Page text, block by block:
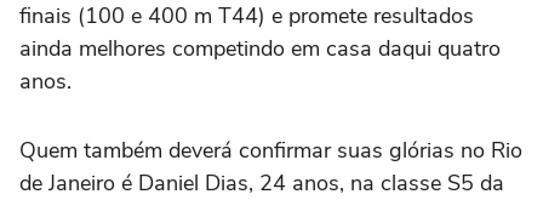
finais (100 e 400 m T44) e promete resultados
ainda melhores competindo em casa daqui quatro
anos.
Quem também deverá confirmar suas glórias no Rio
de Janeiro é Daniel Dias, 24 anos, na classe S5 da